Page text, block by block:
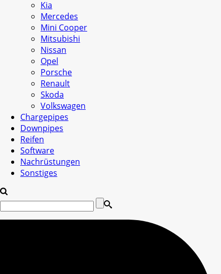
Kia
Mercedes
Mini Cooper
Mitsubishi
Nissan
Opel
Porsche
Renault
Skoda
Volkswagen
Chargepipes
Downpipes
Reifen
Software
Nachrüstungen
Sonstiges